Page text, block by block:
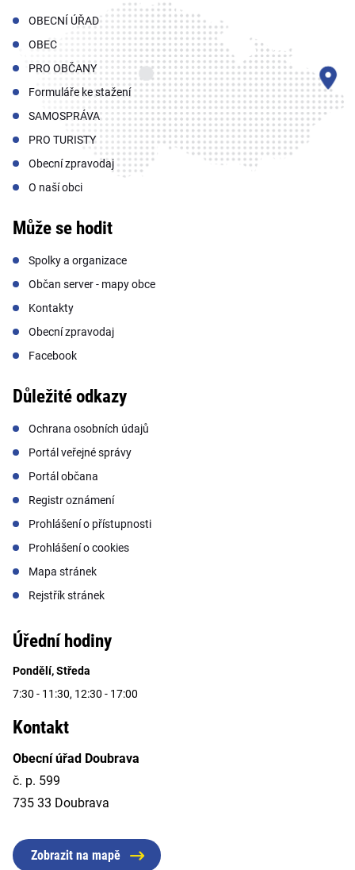
OBECNÍ ÚŘAD
OBEC
PRO OBČANY
Formuláře ke stažení
SAMOSPRÁVA
PRO TURISTY
Obecní zpravodaj
O naší obci
Může se hodit
Spolky a organizace
Občan server - mapy obce
Kontakty
Obecní zpravodaj
Facebook
Důležité odkazy
Ochrana osobních údajů
Portál veřejné správy
Portál občana
Registr oznámení
Prohlášení o přístupnosti
Prohlášení o cookies
Mapa stránek
Rejstřík stránek
Úřední hodiny
Pondělí, Středa
7:30 - 11:30, 12:30 - 17:00
Kontakt
Obecní úřad Doubrava
č. p. 599
735 33 Doubrava
Zobrazit na mapě